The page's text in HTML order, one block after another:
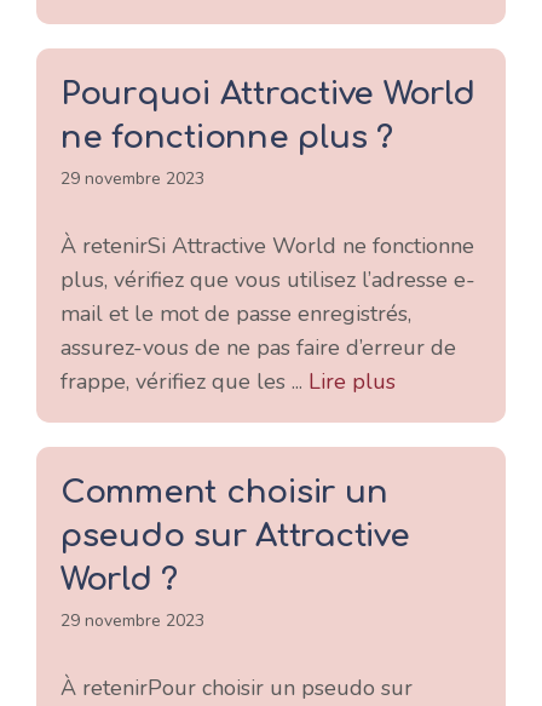
Pourquoi Attractive World
ne fonctionne plus ?
29 novembre 2023
À retenirSi Attractive World ne fonctionne
plus, vérifiez que vous utilisez l’adresse e-
mail et le mot de passe enregistrés,
assurez-vous de ne pas faire d’erreur de
frappe, vérifiez que les ... Lire plus
Comment choisir un
pseudo sur Attractive
World ?
29 novembre 2023
À retenirPour choisir un pseudo sur